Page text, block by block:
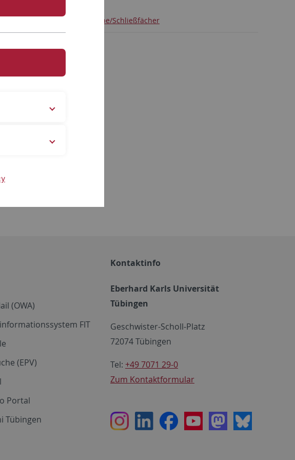
Garderobe/Schließfächer
hineinnehmen.
an:
(OWA)
FIT
(EPV)
Portal
Tübingen
Kontaktinfo
Eberhard Karls Universität
Tübingen
Geschwister-Scholl-Platz
72074 Tübingen
Tel: +49 7071 29-0
Zum Kontaktformular
InstagramLinkedInFacebookYoutubeMastodon
Bluesky